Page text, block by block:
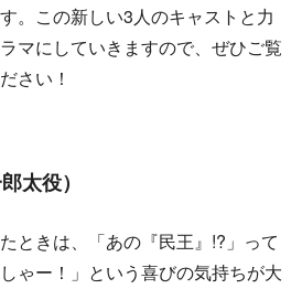
。この新しい3人のキャストと力
マにしていきますので、ぜひご覧
さい！
太役）
ときは、「あの『民王』!?」って
ゃー！」という喜びの気持ちが大